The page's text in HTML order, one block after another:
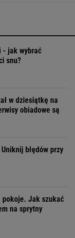
- jak wybrać
snu?
w dziesiątkę na
obiadowe są
błędów przy
pokoje. Jak szukać
na sprytny